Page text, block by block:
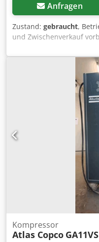
Anfragen
Zustand: gebraucht,
und Zwischenverkauf
PERKINS-Motor Das
Bundesweite Anlieferung
Dcedpfxszp Avke Acbjk
vorbehalten. Gerne
Finanzierung / Leasing
haben noch Fragen? Wir
Kompressor
Atlas Copco